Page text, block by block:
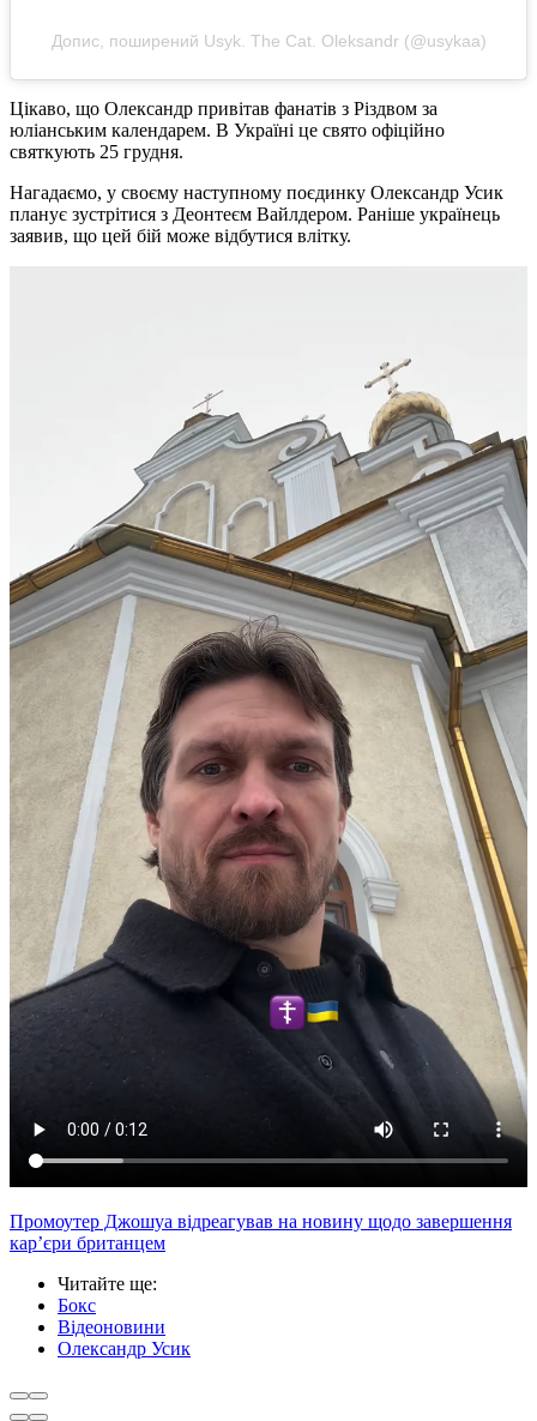
Допис, поширений Usyk. The Cat. Oleksandr (@usykaa)
Цікаво, що Олександр привітав фанатів з Різдвом за
юліанським календарем. В Україні це свято офіційно
святкують 25 грудня.
Нагадаємо, у своєму наступному поєдинку Олександр Усик
планує зустрітися з Деонтеєм Вайлдером. Раніше українець
заявив, що цей бій може відбутися влітку.
Промоутер Джошуа відреагував на новину щодо завершення
кар’єри британцем
Читайте ще:
Бокс
Відеоновини
Олександр Усик